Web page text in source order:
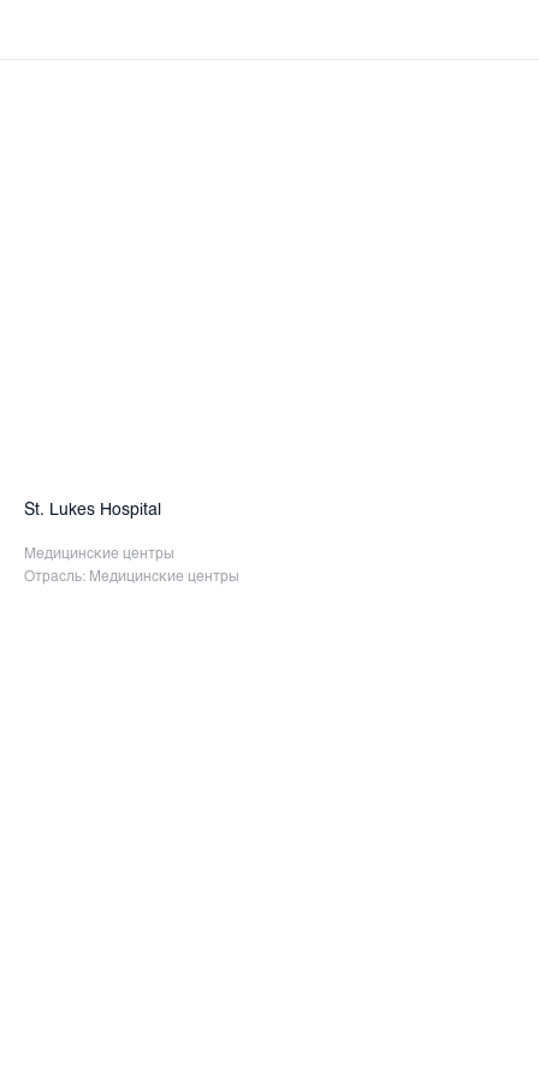
St. Lukes Hospital
Медицинские центры
Отрасль: Медицинские центры